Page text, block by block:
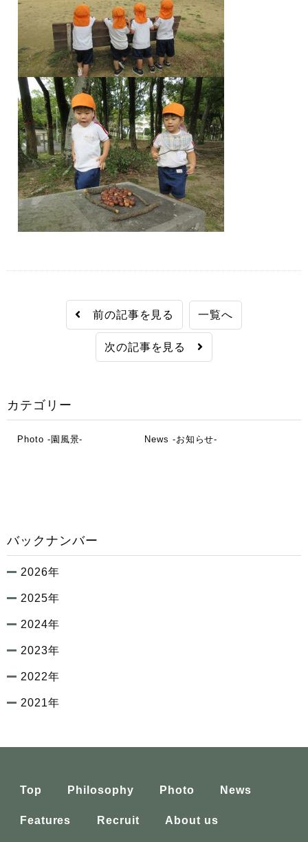
前の記事を見る 一覧へ
次の記事を見る
カテゴリー
Photo -園風景- News -お知らせ-
バックナンバー
2026年
2025年
2024年
2023年
2022年
2021年
Top Philosophy Photo News
Features Recruit About us